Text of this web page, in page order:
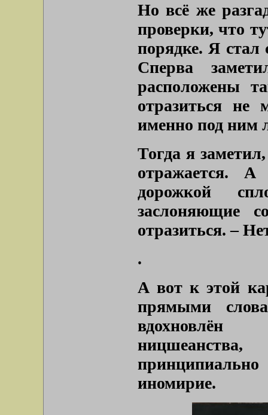
Но всё же
проверки, что
порядке. Я стал
Сперва
расположены
отразиться не
именно под ним
Тогда я
отражается.
дорожкой
заслоняющие
отразиться. –
.
А вот к этой
прямыми
вдохновлён
иномирие.